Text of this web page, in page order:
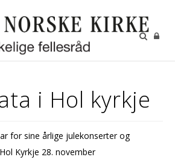
i Hol kyrkje
for sine årlige julekonserter og
Kyrkje 28. november